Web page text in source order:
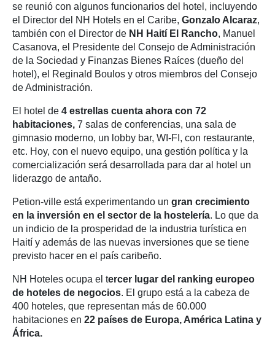
se reunió con algunos funcionarios del hotel, incluyendo
el Director del NH Hotels en el Caribe, Gonzalo Alcaraz,
también con el Director de NH Haití El Rancho, Manuel
Casanova, el Presidente del Consejo de Administración
de la Sociedad y Finanzas Bienes Raíces (dueño del
hotel), el Reginald Boulos y otros miembros del Consejo
de Administración.
El hotel de 4 estrellas cuenta ahora con 72
habitaciones, 7 salas de conferencias, una sala de
gimnasio moderno, un lobby bar, WI-FI, con restaurante,
etc. Hoy, con el nuevo equipo, una gestión política y la
comercialización será desarrollada para dar al hotel un
liderazgo de antaño.
Petion-ville está experimentando un gran crecimiento
en la inversión en el sector de la hostelería. Lo que da
un indicio de la prosperidad de la industria turística en
Haití y además de las nuevas inversiones que se tiene
previsto hacer en el país caribeño.
NH Hoteles ocupa el tercer lugar del ranking europeo
de hoteles de negocios. El grupo está a la cabeza de
400 hoteles, que representan más de 60.000
habitaciones en 22 países de Europa, América Latina y
África.